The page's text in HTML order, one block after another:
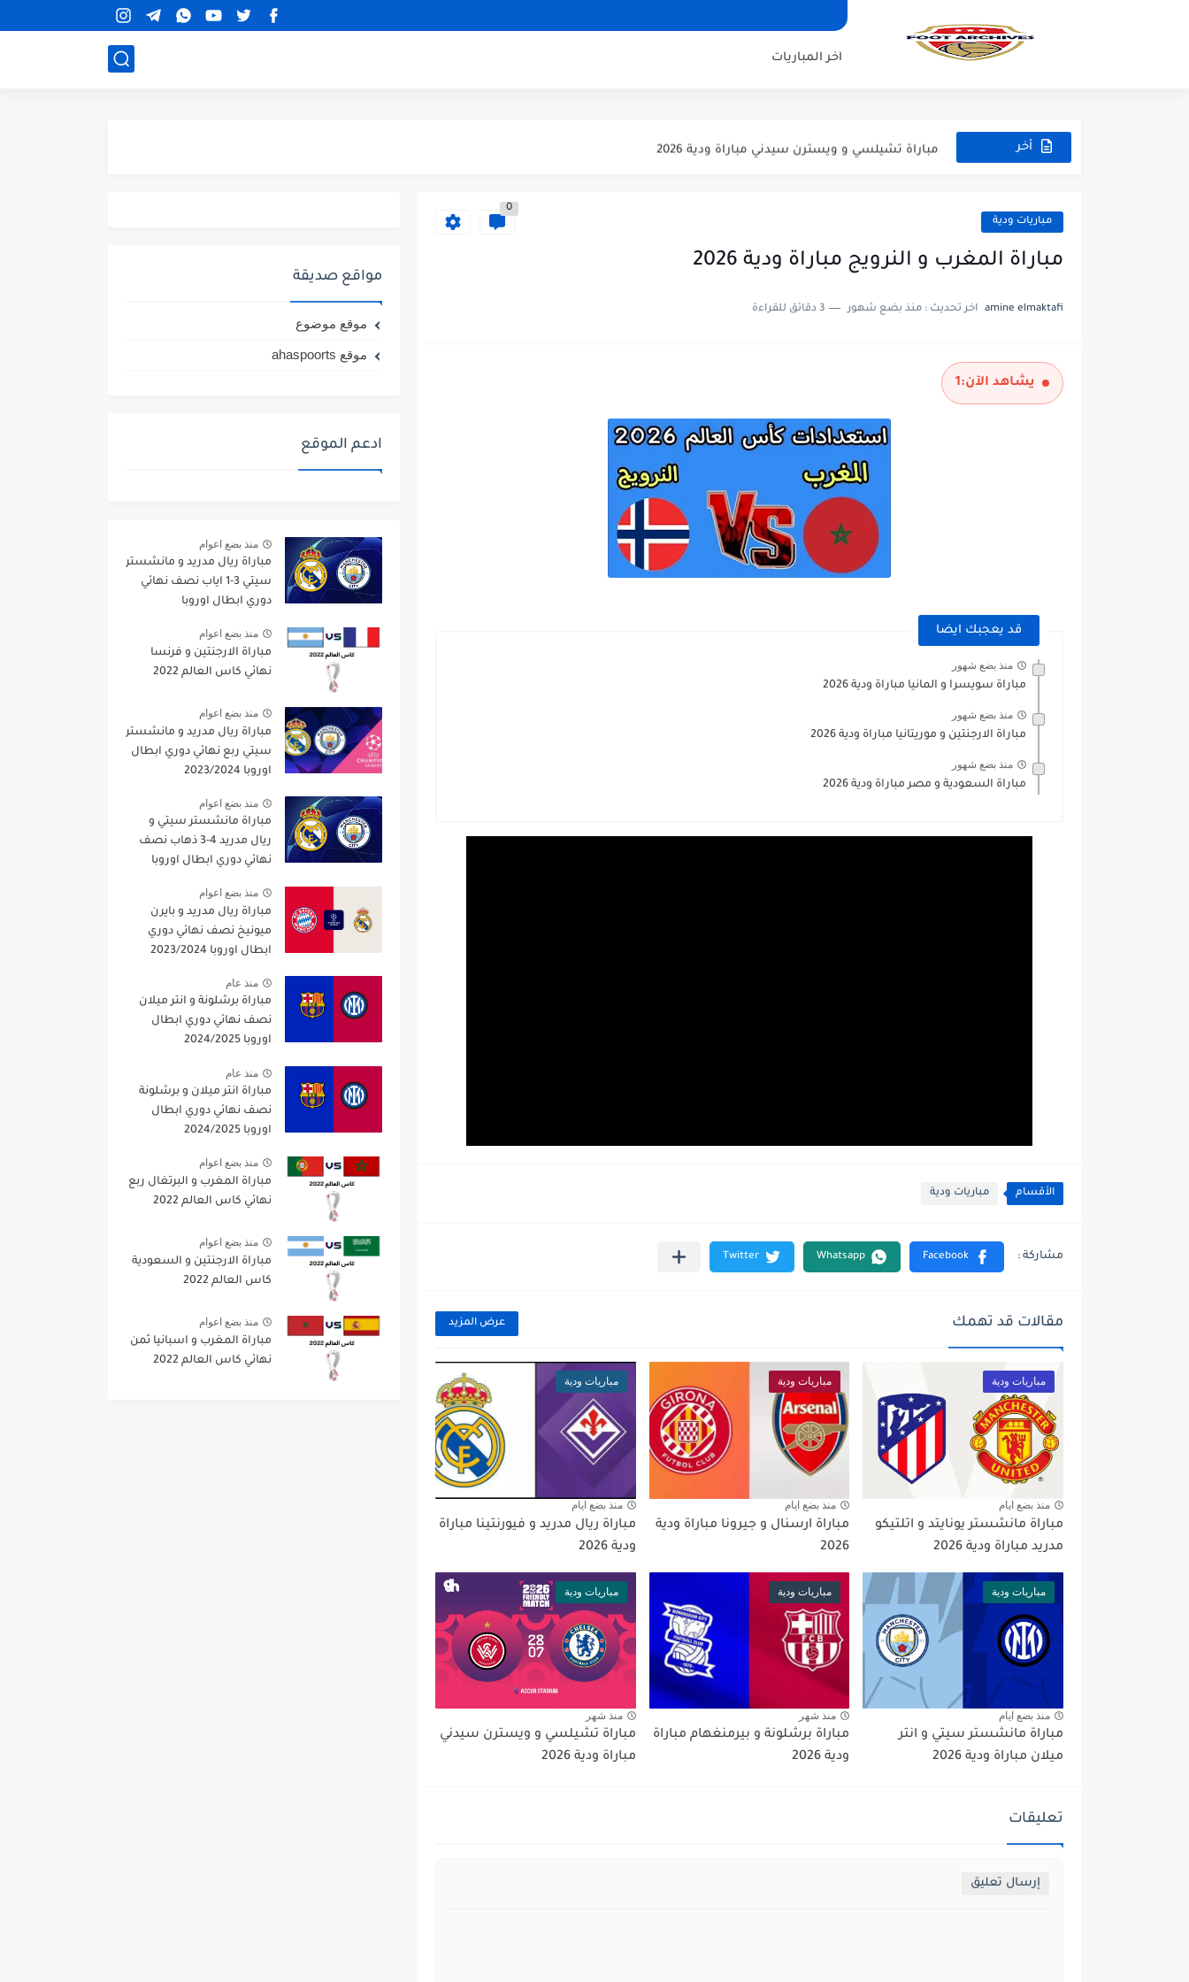
اخر المباريات
أخر
مباراة ريال مدريد و فيورنتينا مباراة ودية 2026
مباراة تشيلسي و ويسترن سيدني مباراة ودية 2026
مباراة انجلترا و فرنسا المركز الثالث كاس العالم 2026
مباريات ودية
0
مباراة المغرب و النرويج مباراة ودية 2026
amine elmaktafi اخر تحديث : منذ بضع شهور 3 دقائق للقراءة
يشاهد الآن:1
قد يعجبك ايضا
منذ بضع شهور
مباراة سويسرا و المانيا مباراة ودية 2026
منذ بضع شهور
مباراة الارجنتين و موريتانيا مباراة ودية 2026
منذ بضع شهور
مباراة السعودية و مصر مباراة ودية 2026
الأقسام مباريات ودية
مقالات قد تهمك عرض المزيد
مباريات ودية
منذ بضع ايام
مباراة مانشستر يونايتد و اتلتيكو
مدريد مباراة ودية 2026
مباريات ودية
منذ بضع ايام
مباراة ارسنال و جيرونا مباراة ودية
2026
مباريات ودية
منذ بضع ايام
مباراة ريال مدريد و فيورنتينا مباراة
ودية 2026
مباريات ودية
منذ بضع ايام
مباراة مانشستر سيتي و انتر
ميلان مباراة ودية 2026
مباريات ودية
منذ شهر
مباراة برشلونة و بيرمنغهام مباراة
ودية 2026
مباريات ودية
منذ شهر
مباراة تشيلسي و ويسترن سيدني
مباراة ودية 2026
تعليقات
إرسال تعليق
مواقع صديقة
موقع موضوع
موقع ahaspoorts
ادعم الموقع
منذ بضع اعوام
مباراة ريال مدريد و مانشستر
سيتي 3-1 اياب نصف نهائي
دوري ابطال اوروبا
منذ بضع اعوام
مباراة الارجنتين و فرنسا
نهائي كاس العالم 2022
منذ بضع اعوام
مباراة ريال مدريد و مانشستر
سيتي ربع نهائي دوري ابطال
اوروبا 2023/2024
منذ بضع اعوام
مباراة مانشستر سيتي و
ريال مدريد 4-3 ذهاب نصف
نهائي دوري ابطال اوروبا
منذ بضع اعوام
مباراة ريال مدريد و بايرن
ميونيخ نصف نهائي دوري
ابطال اوروبا 2023/2024
منذ عام
مباراة برشلونة و انتر ميلان
نصف نهائي دوري ابطال
اوروبا 2024/2025
منذ عام
مباراة انتر ميلان و برشلونة
نصف نهائي دوري ابطال
اوروبا 2024/2025
منذ بضع اعوام
مباراة المغرب و البرتغال ربع
نهائي كاس العالم 2022
منذ بضع اعوام
مباراة الارجنتين و السعودية
كاس العالم 2022
منذ بضع اعوام
مباراة المغرب و اسبانيا ثمن
نهائي كاس العالم 2022